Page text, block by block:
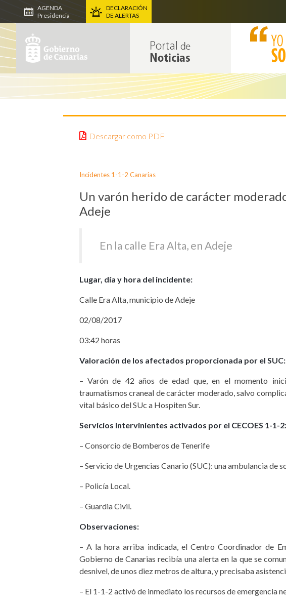
AGENDA
Presidencia
DECLARACIÓN
DE ALERTAS
Descargar como PDF
Incidentes 1-1-2 Canarias
Un varón herido de carácter
Adeje
En la calle Era Alta, en Adeje
Lugar, día y hora del incidente:
Calle Era Alta, municipio de Adeje
02/08/2017
03:42 horas
Valoración de los afectados proporcionada por el SUC:
– Varón de 42 años de edad que, en el momento
traumatismos craneal de carácter moderado, salvo
vital básico del SUc a Hospiten Sur.
Servicios intervinientes activados por el CECOES 1-1-2:
– Consorcio de Bomberos de Tenerife
– Servicio de Urgencias Canario (SUC): una ambulancia de
– Policía Local.
– Guardia Civil.
Observaciones:
– A la hora arriba indicada, el Centro Coordinador de
Gobierno de Canarias recibía una alerta en la que se
desnivel, de unos diez metros de altura, y precisaba
– El 1-1-2 activó de inmediato los recursos de emergencia